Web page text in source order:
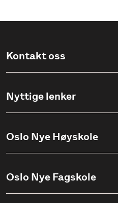
Kontakt oss
Ullevålsveien 76, 0454 OSLO
(+47) 23 23 38 20
Nyttige lenker
Søknadsinfo
Pensumlister
Oslo Nye Høyskole
Institutter
Oslo Nye Fagskole